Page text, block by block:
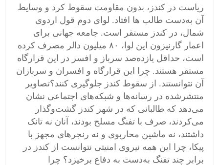
ریاست در کندز، بدون مقاومت سقوط کرد و وسایط
آن به‌دست طالب ها افتاد. لوای دوم قول اردوی
شمال، در کندز مستقر است. جامعه جهانی برای
اعمار گارنیزون این لوا، ۸۰ میلیون دالر مصرف کرده
است، حداقل یازده‌صد سرباز و افسر در این قرارگاه
مستقر هستند. چرا این قرارگاه و افسران و سربازان
آن نتوانستند. از سقوط کندز جلوگیری کنند؟تصاویر
منتشرشده در رسانه‌ها و شبکه‌های اجتماعی نشان
می‌دهد که طالبانی که در شهر کندز گشت‌وگذار
می‌کردند، صرف با تفنگ مسلح بودند، آنان نه تانک
داشتند، نه ماشین محاربوی و نه رنجرهای مجهز با
پیکا، چرا این همه نیروی امنیتی نتوانست از کندز در
برابر چند تفنگ ‌به‌دست به دفاع برخیزد؟ چرا